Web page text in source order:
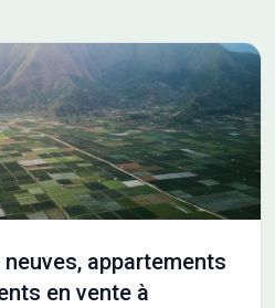
écoles maternelles, élémentaires,
Vous trouverez également des
France Confort Melun au
Franck ALANOE au 06-27-23-
dans votre projet de construction.
appartements
en vente à